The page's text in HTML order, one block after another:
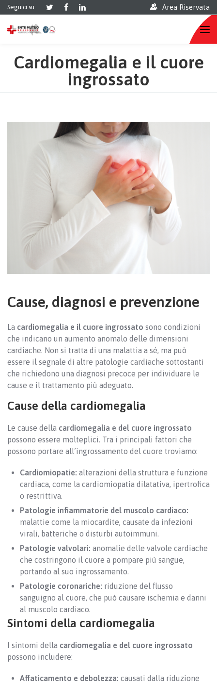
Seguici su: Area Riservata
Cardiomegalia e il cuore
ingrossato
Cause, diagnosi e prevenzione
La cardiomegalia e il cuore ingrossato sono condizioni
che indicano un aumento anomalo delle dimensioni
cardiache. Non si tratta di una malattia a sé, ma può
essere il segnale di altre patologie cardiache sottostanti
che richiedono una diagnosi precoce per individuare le
cause e il trattamento più adeguato.
Cause della cardiomegalia
Le cause della cardiomegalia e del cuore ingrossato
possono essere molteplici. Tra i principali fattori che
possono portare all’ingrossamento del cuore troviamo:
Cardiomiopatie: alterazioni della struttura e funzione
cardiaca, come la cardiomiopatia dilatativa, ipertrofica
o restrittiva.
Patologie infiammatorie del muscolo cardiaco:
malattie come la miocardite, causate da infezioni
virali, batteriche o disturbi autoimmuni.
Patologie valvolari: anomalie delle valvole cardiache
che costringono il cuore a pompare più sangue,
portando al suo ingrossamento.
Patologie coronariche: riduzione del flusso
sanguigno al cuore, che può causare ischemia e danni
al muscolo cardiaco.
Sintomi della cardiomegalia
I sintomi della cardiomegalia e del cuore ingrossato
possono includere:
Affaticamento e debolezza: causati dalla riduzione